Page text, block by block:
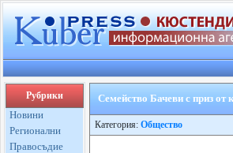
Рубрики
Новини
Регионални
Правосъдие
Семейство Бачеви с приз
Категория: Общество